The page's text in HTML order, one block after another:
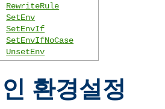
RewriteRule
SetEnv
SetEnvIf
SetEnvIfNoCase
UnsetEnv
환경설정